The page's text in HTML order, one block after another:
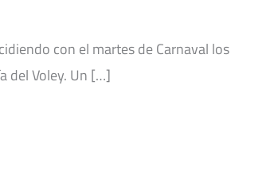
con el martes de Carnaval los
del Voley. Un […]